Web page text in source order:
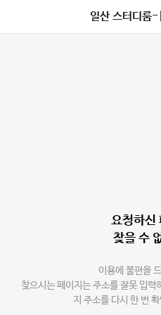
일산 스터디룸
요청하신
찾을 수
이용에 불편을
찾으시는 페이지는 주소를 잘못 입력
지 주소를 다시 한 번